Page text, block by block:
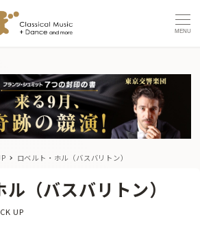
MENU
ロベルト・ホル（バスバリトン）
（バスバリトン）
リー
UP